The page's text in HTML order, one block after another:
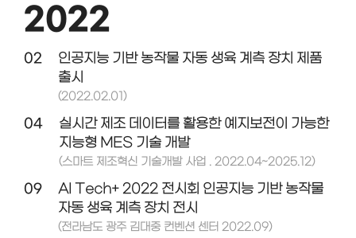
2022
02
인공지능 기반 농작물 자동 생육 계측 장치 제품
출시
(2022.02.01)
04
실시간 제조 데이터를 활용한 예지보전이 가능한
지능형 MES 기술 개발
(스마트 제조혁신 기술개발 사업 . 2022.04~2025.12)
09
AI Tech+ 2022 전시회 인공지능 기반 농작물
자동 생육 계측 장치 전시
(전라남도 광주 김대중 컨벤션 센터 2022.09)